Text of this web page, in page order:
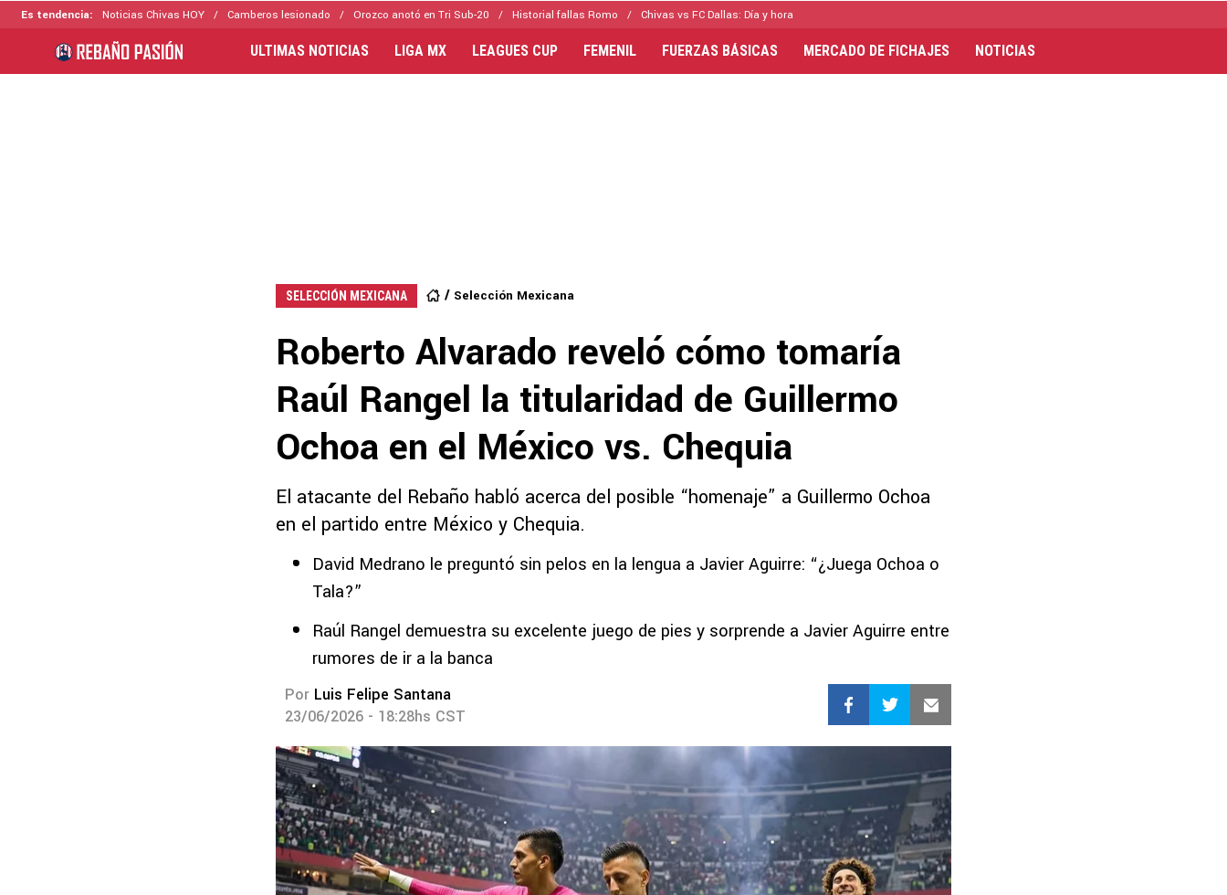
Es tendencia: Noticias Chivas HOY Camberos lesionado Orozco anotó en Tri Sub-20 Historial fallas Romo Chivas vs FC Dallas: Día y hora
ULTIMAS NOTICIAS LIGA MX LEAGUES CUP FEMENIL FUERZAS BÁSICAS MERCADO DE FICHAJES NOTICIAS
SELECCIÓN MEXICANA Selección Mexicana
Roberto Alvarado reveló cómo tomaría
Raúl Rangel la titularidad de Guillermo
Ochoa en el México vs. Chequia
El atacante del Rebaño habló acerca del posible “homenaje” a Guillermo Ochoa
en el partido entre México y Chequia.
David Medrano le preguntó sin pelos en la lengua a Javier Aguirre: “¿Juega Ochoa o
Tala?”
Raúl Rangel demuestra su excelente juego de pies y sorprende a Javier Aguirre entre
rumores de ir a la banca
Por Luis Felipe Santana
23/06/2026 - 18:28hs CST